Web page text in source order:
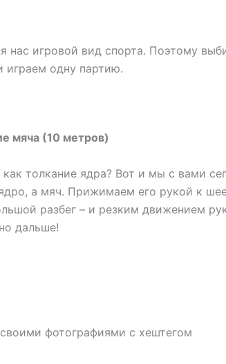
нас игровой вид спорта. Поэтому
играем одну партию.
мяча (10 метров)
толкание ядра? Вот и мы с вами
а мяч. Прижимаем его рукой к
разбег – и резким движением
дальше!
фотографиями с хештегом